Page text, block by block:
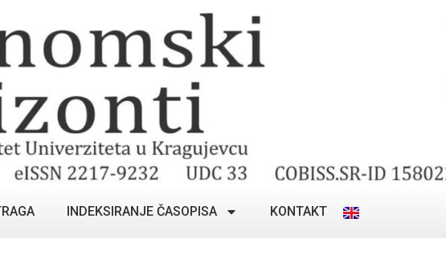
INDEKSIRANJE ČASOPISA KONTAKT